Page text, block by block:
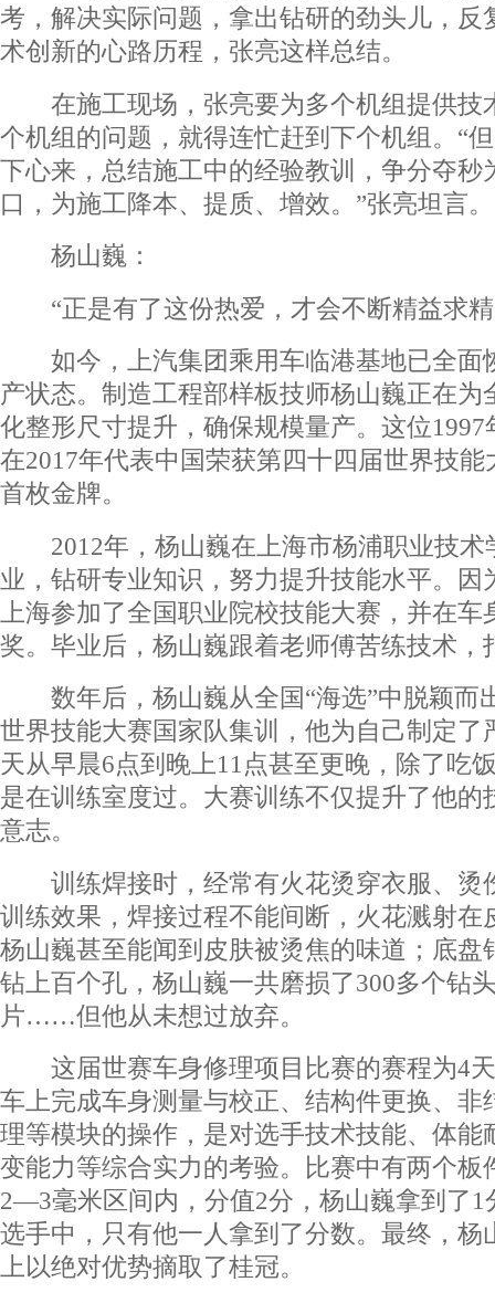
考，解决实际问题，拿出钻研的劲头儿，反
术创新的心路历程，张亮这样总结。
在施工现场，张亮要为多个机组提供技
个机组的问题，就得连忙赶到下个机组。“
下心来，总结施工中的经验教训，争分夺秒
口，为施工降本、提质、增效。”张亮坦言。
杨山巍：
“正是有了这份热爱，才会不断精益求精
如今，上汽集团乘用车临港基地已全面
产状态。制造工程部样板技师杨山巍正在为
化整形尺寸提升，确保规模量产。这位1997
在2017年代表中国荣获第四十四届世界技
首枚金牌。
2012年，杨山巍在上海市杨浦职业技术
业，钻研专业知识，努力提升技能水平。因
上海参加了全国职业院校技能大赛，并在
奖。毕业后，杨山巍跟着老师傅苦练技术，
数年后，杨山巍从全国“海选”中脱颖而
世界技能大赛国家队集训，他为自己制定了
天从早晨6点到晚上11点甚至更晚，除了吃
是在训练室度过。大赛训练不仅提升了他的
意志。
训练焊接时，经常有火花烫穿衣服、烫
训练效果，焊接过程不能间断，火花溅射在
杨山巍甚至能闻到皮肤被烫焦的味道；底盘
钻上百个孔，杨山巍一共磨损了300多个钻
片……但他从未想过放弃。
这届世赛车身修理项目比赛的赛程为4天
车上完成车身测量与校正、结构件更换、非
理等模块的操作，是对选手技术技能、体能
变能力等综合实力的考验。比赛中有两个板
2―3毫米区间内，分值2分，杨山巍拿到了1
选手中，只有他一人拿到了分数。最终，杨
上以绝对优势摘取了桂冠。